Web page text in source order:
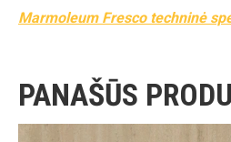
Marmoleum Fresco techninė
PANAŠŪS